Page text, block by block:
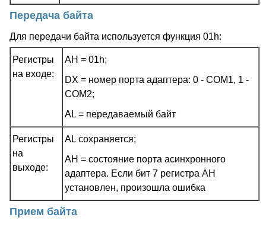
Передача байта
Для передачи байта используется функция 01h:
Регистры
на входе:
AH = 01h;
DX = номер порта адаптера: 0 - COM1, 1 -
COM2;
AL = передаваемый байт
Регистры
на
выходе:
AL сохраняется;
AH = состояние порта асинхронного
адаптера. Если бит 7 регистра AH
установлен, произошла ошибка
Прием байта